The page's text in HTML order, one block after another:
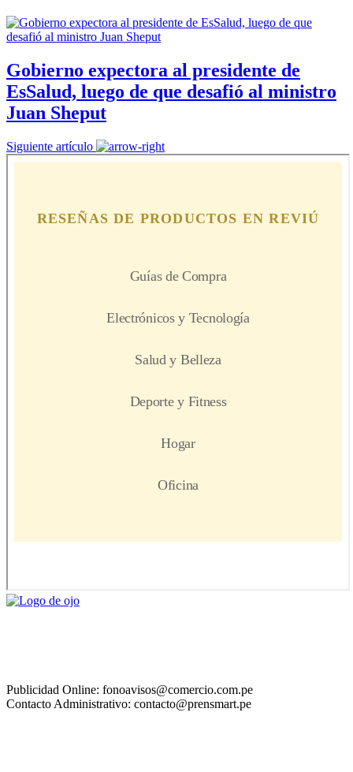
Gobierno expectora al presidente de
EsSalud, luego de que desafió al ministro
Juan Sheput
Siguiente artículo
Publicidad Online: fonoavisos@comercio.com.pe
Contacto Administrativo: contacto@prensmart.pe